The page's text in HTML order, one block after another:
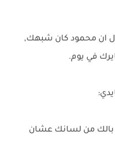
ان محمود كان شبهك,
في يوم.
بالك من لسانك عشان